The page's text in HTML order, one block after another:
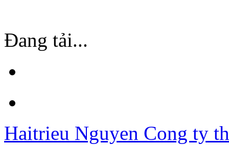
Đang tải...
Haitrieu Nguyen Cong ty